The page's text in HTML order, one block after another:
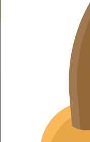
DPH
Pre nakupovanie v